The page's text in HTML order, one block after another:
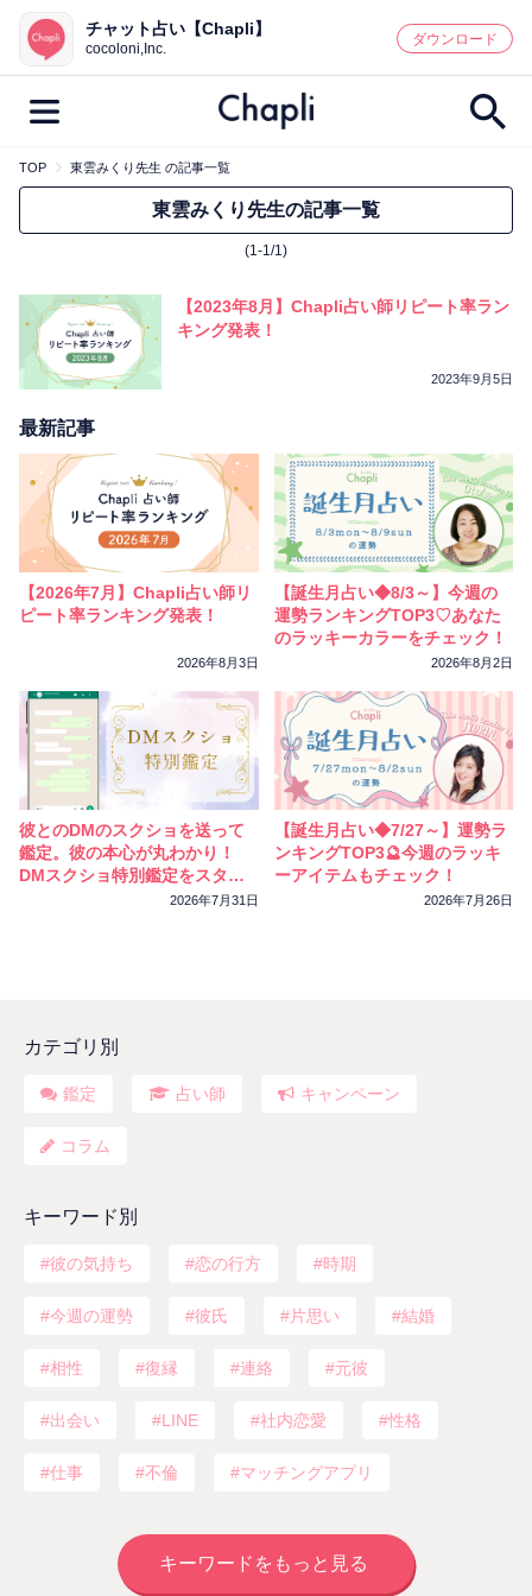
鑑定記事・占い師検索
最新記事一覧
カテゴリー別
鑑定
彼の気持ち
今週の運勢 彼氏 片思い 結婚
相性 復縁
チャット占い【Chapli】
cocoloni,Inc.
ダウンロード
TOP 東雲みくり先生 の記事一覧
東雲みくり先生の記事一覧
(1-1/1)
【2023年8月】Chapli占い師リピート率ラン
キング発表！
2023年9月5日
最新記事
【2026年7月】Chapli占い師リ
ピート率ランキング発表！
2026年8月3日
【誕生月占い◆8/3～】今週の
運勢ランキングTOP3♡あなた
のラッキーカラーをチェック！
2026年8月2日
彼とのDMのスクショを送って
鑑定。彼の本心が丸わかり！
DMスクショ特別鑑定をスター
2026年7月31日
【誕生月占い◆7/27～】運勢ラ
ンキングTOP3🔮今週のラッキ
ーアイテムもチェック！
2026年7月26日
カテゴリ別
鑑定 占い師 キャンペーン
コラム
キーワード別
彼の気持ち 恋の行方 時期
今週の運勢 彼氏 片思い 結婚
相性 復縁 連絡 元彼
出会い LINE 社内恋愛 性格
仕事 不倫 マッチングアプリ
キーワードをもっと見る